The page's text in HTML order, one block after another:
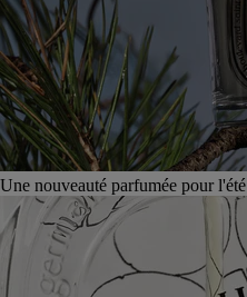
Une nouveauté parfumée pour l'été